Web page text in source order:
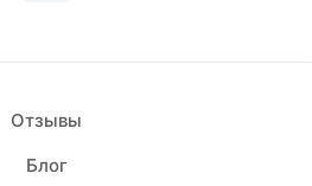
Отзывы
Блог